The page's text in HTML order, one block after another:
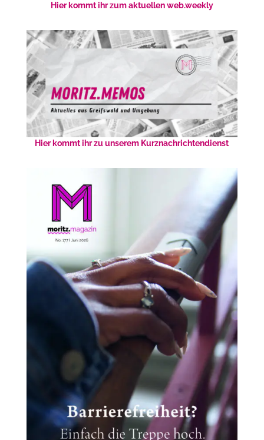
Hier kommt ihr zum aktuellen web.weekly
Hier kommt ihr zu unserem Kurznachrichtendienst